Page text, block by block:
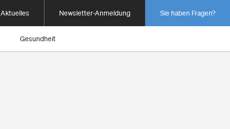
Aktuelles Newsletter-Anmeldung Sie haben Fragen?
Gesundheit